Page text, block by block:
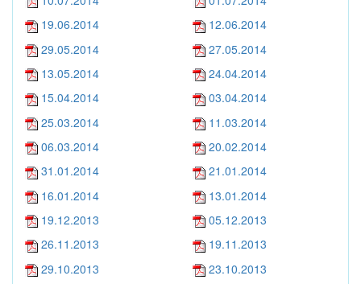
19.06.2014
12.06.2014
29.05.2014
27.05.2014
13.05.2014
24.04.2014
15.04.2014
03.04.2014
25.03.2014
11.03.2014
06.03.2014
20.02.2014
31.01.2014
21.01.2014
16.01.2014
13.01.2014
19.12.2013
05.12.2013
26.11.2013
19.11.2013
29.10.2013
23.10.2013